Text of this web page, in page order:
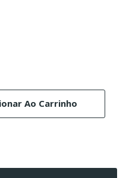
Ao Carrinho